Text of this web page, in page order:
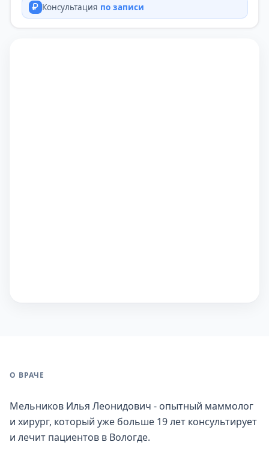
Консультация по записи
О ВРАЧЕ
Мельников Илья Леонидович - опытный маммолог
и хирург, который уже больше 19 лет консультирует
и лечит пациентов в Вологде.